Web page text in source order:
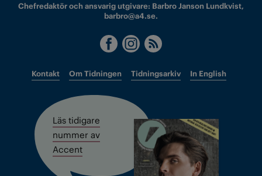
Chefredaktör och ansvarig utgivare: Barbro Janson Lundkvist,
barbro@a4.se.
Kontakt Om Tidningen Tidningsarkiv In English
Läs tidigare
nummer av
Accent